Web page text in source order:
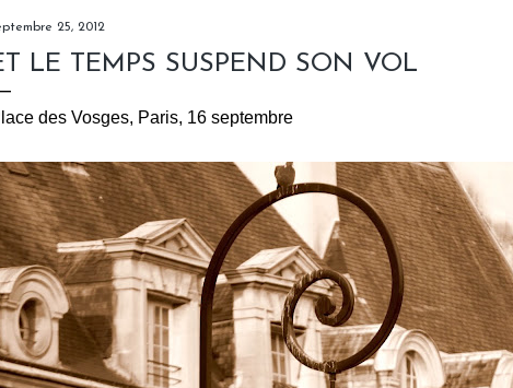
25, 2012
LE TEMPS SUSPEND SON VOL
des Vosges, Paris, 16 septembre